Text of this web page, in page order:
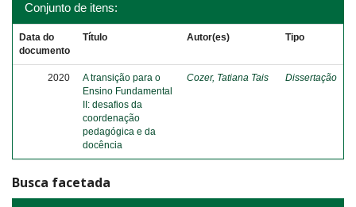
Conjunto de itens:
Data do
documento
Título Autor(es) Tipo
2020
A transição para o
Ensino Fundamental
II: desafios da
coordenação
pedagógica e da
docência
Cozer, Tatiana Tais Dissertação
Busca facetada